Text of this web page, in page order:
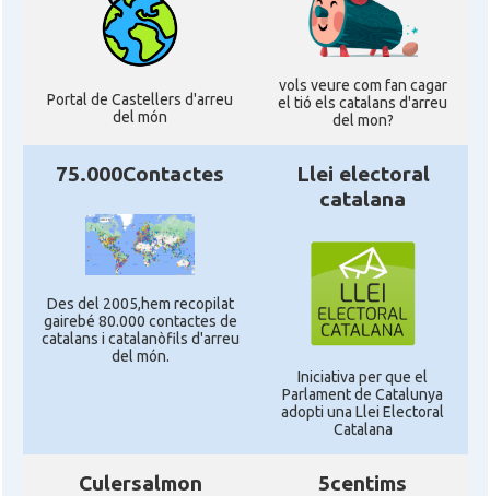
Portal de Castellers d'arreu
del món
vols veure com fan cagar
el tió els catalans d'arreu
del mon?
75.000Contactes
Des del 2005,hem recopilat
gairebé 80.000 contactes de
catalans i catalanòfils d'arreu
del món.
Llei electoral
catalana
Iniciativa per que el
Parlament de Catalunya
adopti una Llei Electoral
Catalana
Culersalmon 5centims